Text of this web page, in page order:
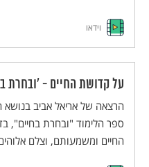
וידאו
על קדושת החיים - 'ובחרת
הרצאה של אריאל אביב
ספר הלימוד "ובחרת בחיים",
החיים ומשמעותם, וצלם